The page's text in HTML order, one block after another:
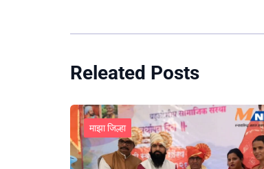
Releated Posts
माझा जिल्हा